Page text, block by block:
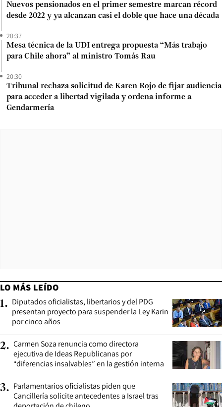
Nuevos pensionados en el primer semestre marcan récord
desde 2022 y ya alcanzan casi el doble que hace una década
20:37
Mesa técnica de la UDI entrega propuesta “Más trabajo
para Chile ahora” al ministro Tomás Rau
20:30
Tribunal rechaza solicitud de Karen Rojo de fijar audiencia
para acceder a libertad vigilada y ordena informe a
Gendarmería
LO MÁS LEÍDO
1. Diputados oficialistas, libertarios y del PDG
presentan proyecto para suspender la Ley Karin
por cinco años
2. Carmen Soza renuncia como directora
ejecutiva de Ideas Republicanas por
“diferencias insalvables” en la gestión interna
3. Parlamentarios oficialistas piden que
Cancillería solicite antecedentes a Israel tras